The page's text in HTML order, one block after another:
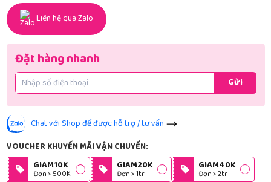
Liên hệ qua Zalo
Đặt hàng nhanh
Gửi
Chat với Shop để được hỗ trợ / tư vấn
VOUCHER KHUYẾN MÃI VẬN CHUYỂN:
GIAM10K
Đơn > 500K
GIAM20K
Đơn > 1tr
GIAM40K
Đơn > 2tr